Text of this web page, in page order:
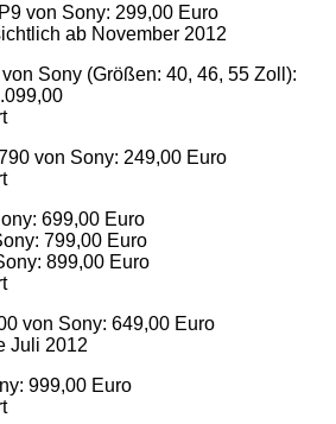
von Sony: 299,00 Euro
ab November 2012
Sony (Größen: 40, 46, 55 Zoll):
von Sony: 249,00 Euro
699,00 Euro
799,00 Euro
899,00 Euro
von Sony: 649,00 Euro
Juli 2012
999,00 Euro